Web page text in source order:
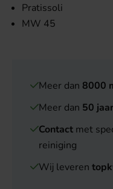
Pratissoli
MW 45
Meer dan 8000
Meer dan 50
Contact met
reiniging
Wij leveren